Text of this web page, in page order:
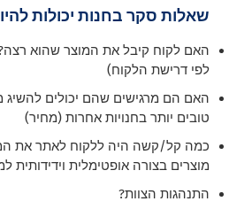
שאלות סקר בחנות יכולות
האם לקוח קיבל את המוצר שהוא רצה?
לפי דרישת הלקוח)
האם הם מרגישים שהם יכולים להשיג
טובים יותר בחנויות אחרות (מחיר)
כמה קל/קשה היה ללקוח לאתר את
מוצרים בצורה אופטימלית
התנהגות הצוות?